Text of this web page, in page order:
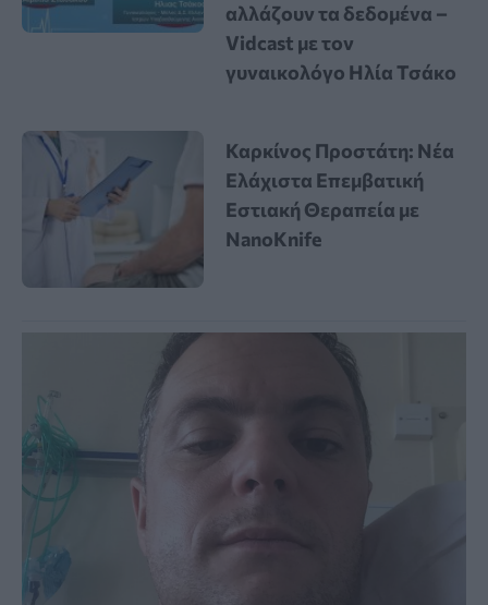
αλλάζουν τα δεδομένα –
Vidcast με τον
γυναικολόγο Ηλία Τσάκο
Καρκίνος Προστάτη: Νέα
Ελάχιστα Επεμβατική
Εστιακή Θεραπεία με
NanoKnife